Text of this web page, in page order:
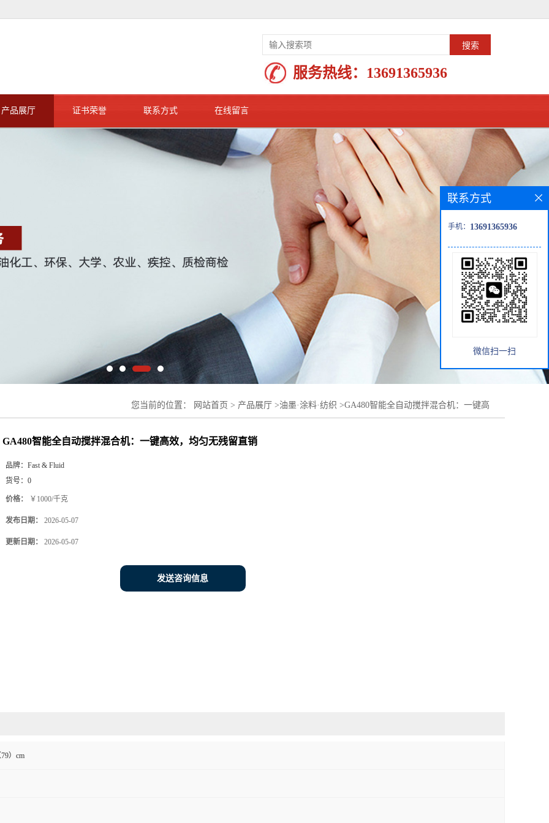
服务热线： 13691365936
产品展厅 证书荣誉 联系方式 在线留言
您当前的位置： 网站首页 > 产品展厅 >油墨·涂料·纺织 >GA480智能全自动搅拌混合机：一键高
GA480智能全自动搅拌混合机：一键高效，均匀无残留直销
品牌： Fast & Fluid
货号： 0
价格： ￥1000/千克
发布日期： 2026-05-07
更新日期： 2026-05-07
发送咨询信息
）cm
联系方式
手机： 13691365936
微信扫一扫